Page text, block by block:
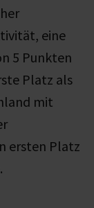
eine
5 Punkten
Platz als
mit
ersten Platz